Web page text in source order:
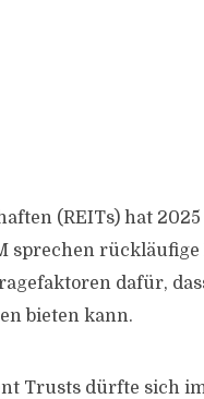
(REITs) hat
sprechen
dafür,
bieten kann.
Trusts dürfte sich